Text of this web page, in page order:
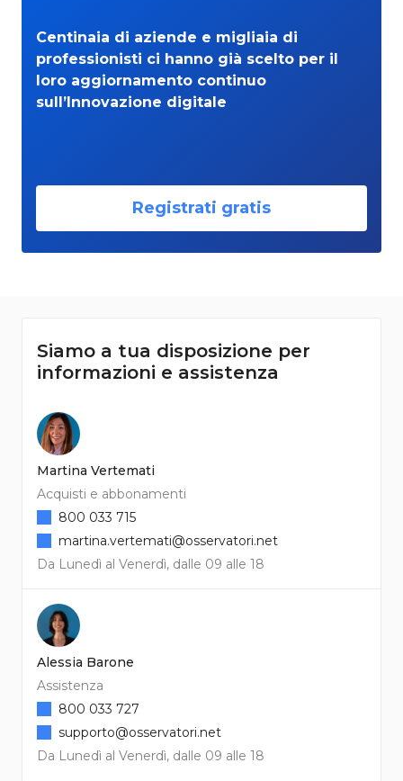
Centinaia di aziende e migliaia di
professionisti ci hanno già scelto per il
loro aggiornamento continuo
sull’Innovazione digitale
Registrati gratis
Siamo a tua disposizione per
informazioni e assistenza
Martina Vertemati
Acquisti e abbonamenti
Da Lunedì al Venerdì, dalle 09 alle 18
800 033 715
martina.vertemati@osservatori.net
Alessia Barone
Assistenza
Da Lunedì al Venerdì, dalle 09 alle 18
800 033 727
supporto@osservatori.net